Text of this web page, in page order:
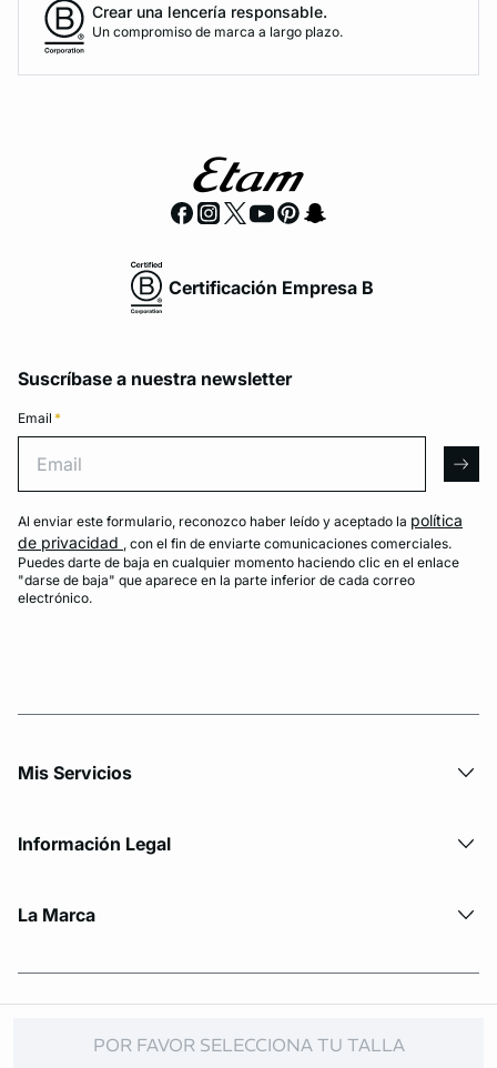
POR FAVOR SELECCIONA TU TALLA
Crear una lencería responsable.
Un compromiso de marca a largo plazo.
Certificación Empresa B
Suscríbase a nuestra newsletter
Email *
Al enviar este formulario, reconozco haber leído y aceptado la política
de privacidad , con el fin de enviarte comunicaciones comerciales.
Puedes darte de baja en cualquier momento haciendo clic en el enlace
"darse de baja" que aparece en la parte inferior de cada correo
electrónico.
Mis Servicios
Información Legal
La Marca